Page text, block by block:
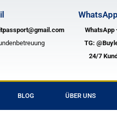
WhatsApp
TG:
24/7
7 Live Chat
BLOG ÜBER UNS